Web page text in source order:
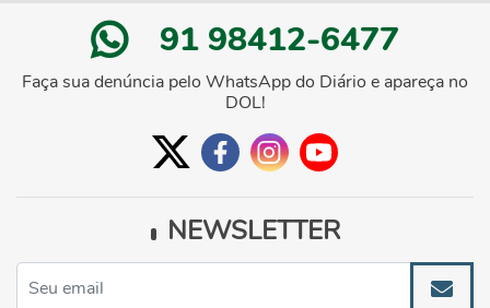
91 98412-6477
Faça sua denúncia pelo WhatsApp do Diário e apareça no
DOL!
NEWSLETTER